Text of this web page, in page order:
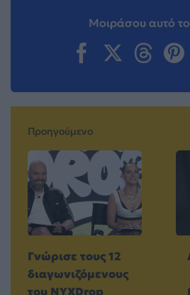
Μοιράσου αυτό
Προηγούμενο
Γνώρισε τους 12
διαγωνιζόμενους
του NYXDrop